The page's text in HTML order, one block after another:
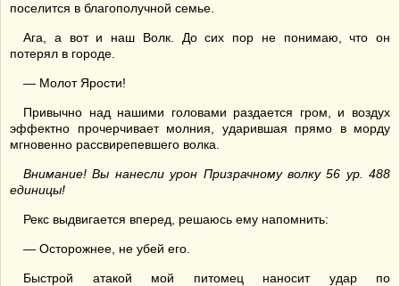
поселится в благополучной семье.
Ага, а вот и наш Волк. До сих пор не понимаю, что он
потерял в городе.
— Молот Ярости!
Привычно над нашими головами раздается гром, и воздух
эффектно прочерчивает молния, ударившая прямо в морду
мгновенно рассвирепевшего волка.
Внимание! Вы нанесли урон Призрачному волку 56 ур. 488
единицы!
Рекс выдвигается вперед, решаюсь ему напомнить:
— Осторожнее, не убей его.
Быстрой атакой мой питомец наносит удар по